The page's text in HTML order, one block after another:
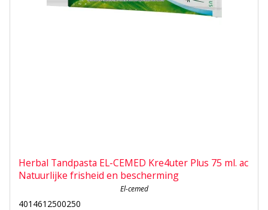
Herbal Tandpasta EL-CEMED Kre4uter Plus 75 ml. ac
Natuurlijke frisheid en bescherming
El-cemed
4014612500250